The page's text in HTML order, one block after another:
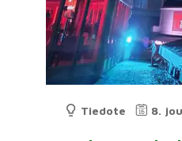
Tiedote 8.